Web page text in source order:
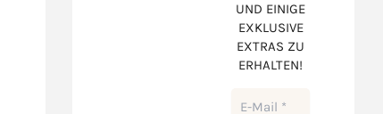
UND EINIGE
EXKLUSIVE
EXTRAS ZU
ERHALTEN!